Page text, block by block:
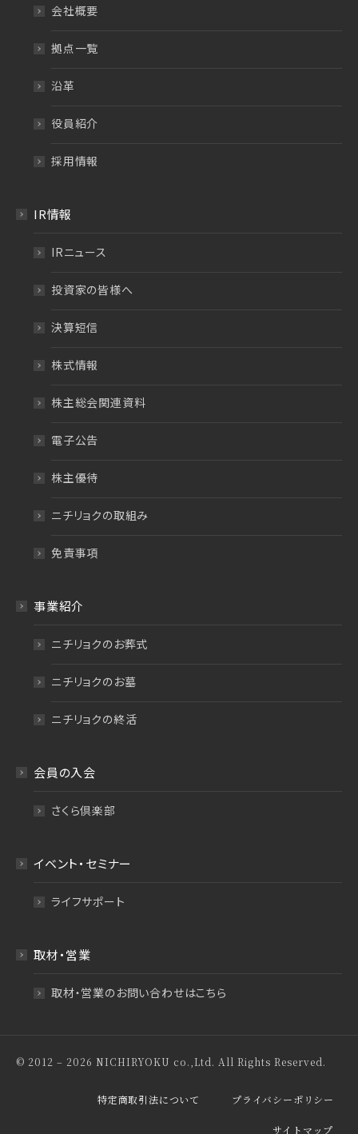
会社概要
拠点一覧
沿革
役員紹介
採用情報
IR情報
IRニュース
投資家の皆様へ
決算短信
株式情報
株主総会関連資料
電子公告
株主優待
ニチリョクの取組み
免責事項
事業紹介
ニチリョクのお葬式
ニチリョクのお墓
ニチリョクの終活
会員の入会
さくら倶楽部
イベント・セミナー
ライフサポート
取材・営業
取材・営業のお問い合わせはこちら
© 2012 – 2026 NICHIRYOKU co.,Ltd. All Rights Reserved.
特定商取引法について プライバシーポリシー
サイトマップ